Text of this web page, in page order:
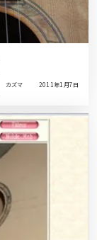
カズマ 2011年1月7日